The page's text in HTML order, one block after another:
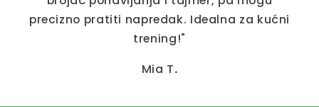
precizno pratiti napredak. Idealna za kućni
trening!"
Mia T.